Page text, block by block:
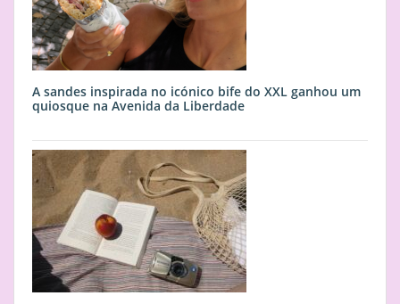
A sandes inspirada no icónico bife do XXL ganhou um
quiosque na Avenida da Liberdade